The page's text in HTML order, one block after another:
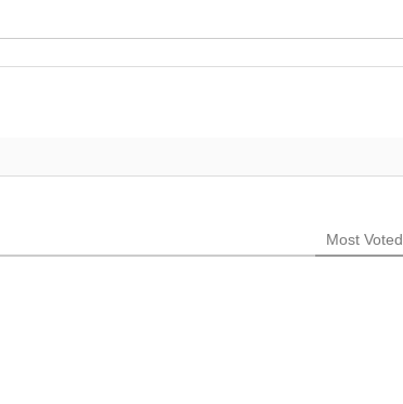
Most Voted